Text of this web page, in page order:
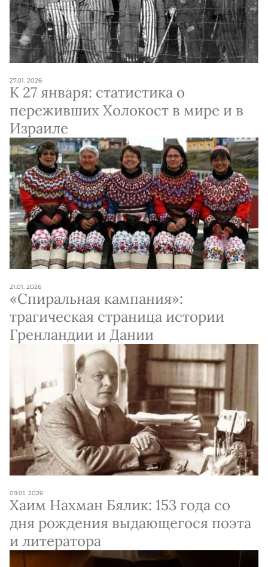
27.01. 2026
К 27 января: статистика о
переживших Холокост в мире и в
Израиле
21.01. 2026
«Спиральная кампания»:
трагическая страница истории
Гренландии и Дании
09.01. 2026
Хаим Нахман Бялик: 153 года со
дня рождения выдающегося поэта
и литератора